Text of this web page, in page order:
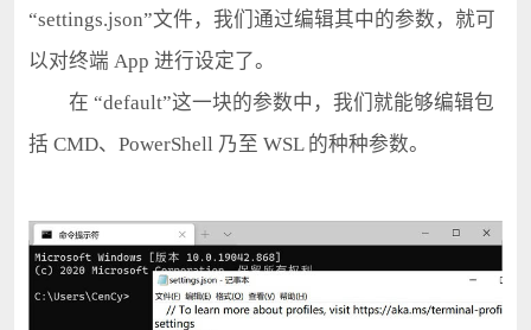
“settings.json”文件，我们通过编辑其中的参数，就可
以对终端 App 进行设定了。
在 “default”这一块的参数中，我们就能够编辑包
括 CMD、PowerShell 乃至 WSL 的种种参数。